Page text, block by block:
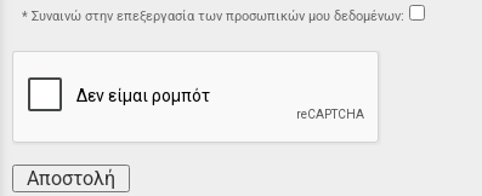
Συναινώ στην επεξεργασία των προσωπικών μου δεδομένων:
Αποστολή